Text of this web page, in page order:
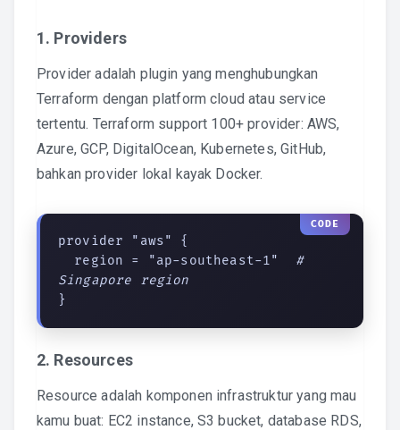
1. Providers
Provider adalah plugin yang menghubungkan
Terraform dengan platform cloud atau service
tertentu. Terraform support 100+ provider: AWS,
Azure, GCP, DigitalOcean, Kubernetes, GitHub,
bahkan provider lokal kayak Docker.
provider "aws" {
  region = "ap-southeast-1"
#
Singapore region
}
2. Resources
Resource adalah komponen infrastruktur yang mau
kamu buat: EC2 instance, S3 bucket, database RDS,